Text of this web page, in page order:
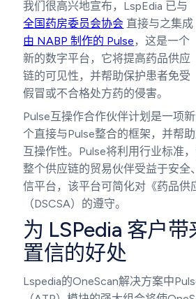
我们很高兴地宣布，LspEdia 已与
全国药房委员会协会 直接与之集成
由 NABP 制作的 Pulse ，这是一个
新的数字平台，它将提高药品供应
链的可见性，并帮助保护患者免受
假冒或不合格处方药的侵害。
Pulse互操作合作伙伴计划是一项
个直接与Pulse整合的框架，并帮
互操作性。Pulse将利用行业标准
整个供应链的贸易伙伴受益于安全
信平台，该平台可简化对《药品供
（DSCSA）的遵守。
为 LSPedia 客户
置信的好处
Lspedia的OneScan解决方案中